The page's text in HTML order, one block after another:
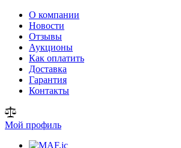
О компании
Новости
Отзывы
Аукционы
Как оплатить
Доставка
Гарантия
Контакты
Мой профиль